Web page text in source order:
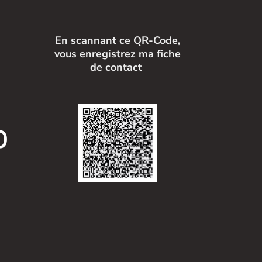
En scannant ce QR-Code,
vous enregistrez ma fiche
de contact